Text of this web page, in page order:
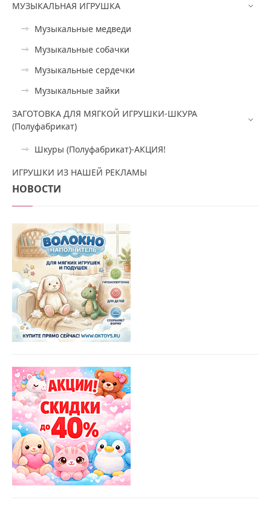
МУЗЫКАЛЬНАЯ ИГРУШКА
Музыкальные медведи
Музыкальные собачки
Музыкальные сердечки
Музыкальные зайки
ЗАГОТОВКА ДЛЯ МЯГКОЙ ИГРУШКИ-ШКУРА
(Полуфабрикат)
Шкуры (Полуфабрикат)-АКЦИЯ!
ИГРУШКИ ИЗ НАШЕЙ РЕКЛАМЫ
НОВОСТИ